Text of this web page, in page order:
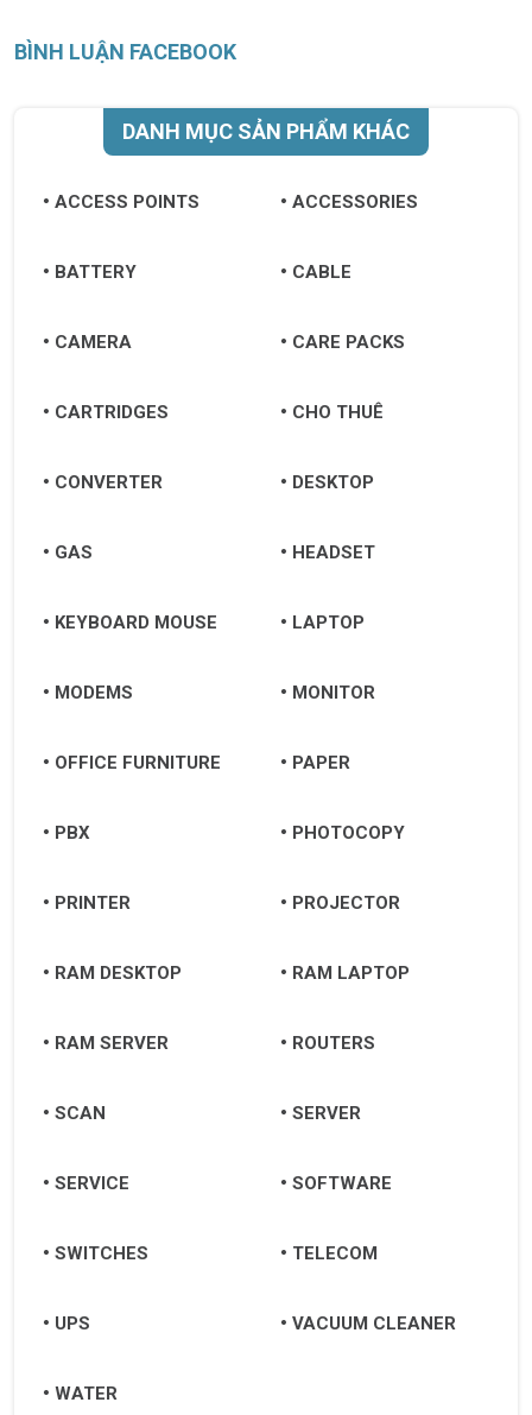
BÌNH LUẬN FACEBOOK
DANH MỤC SẢN PHẨM KHÁC
ACCESS POINTS ACCESSORIES
BATTERY CABLE
CAMERA CARE PACKS
CARTRIDGES CHO THUÊ
CONVERTER DESKTOP
GAS HEADSET
KEYBOARD MOUSE LAPTOP
MODEMS MONITOR
OFFICE FURNITURE PAPER
PBX PHOTOCOPY
PRINTER PROJECTOR
RAM DESKTOP RAM LAPTOP
RAM SERVER ROUTERS
SCAN SERVER
SERVICE SOFTWARE
SWITCHES TELECOM
UPS VACUUM CLEANER
WATER